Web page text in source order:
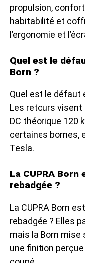
propulsion,
habitabilité et
l’ergonomie et
Quel est le
Born ?
Quel est le défaut
Les retours visent
DC théorique 120
certaines bornes,
Tesla.
La CUPRA Born
rebadgée ?
La CUPRA Born
rebadgée ? Elles
mais la Born mise
une finition